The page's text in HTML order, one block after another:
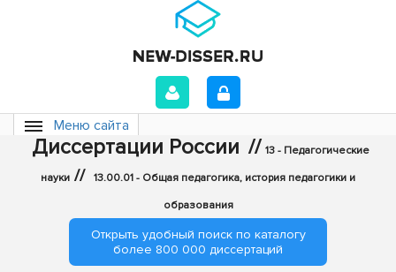
Меню сайта
Диссертации России // 13 - Педагогические
науки // 13.00.01 - Общая педагогика, история педагогики и
образования
Открыть удобный поиск по каталогу
более 800 000 диссертаций